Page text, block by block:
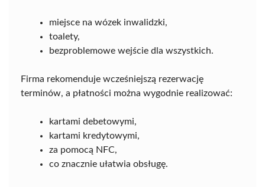
miejsce na wózek inwalidzki,
toalety,
bezproblemowe wejście dla wszystkich.
Firma rekomenduje wcześniejszą rezerwację
terminów, a płatności można wygodnie realizować:
kartami debetowymi,
kartami kredytowymi,
za pomocą NFC,
co znacznie ułatwia obsługę.